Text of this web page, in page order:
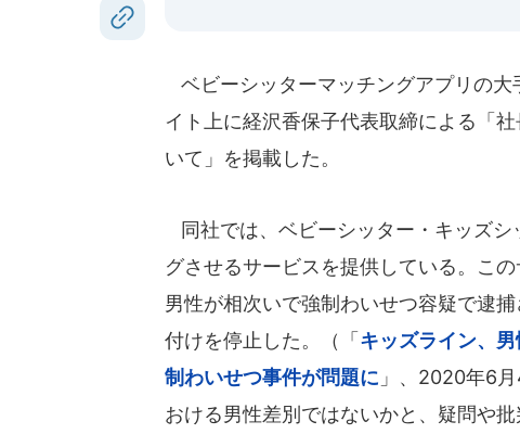
ベビーシッターマッチングアプリの
イト上に経沢香保子代表取締による「
いて」を掲載した。
同社では、ベビーシッター・キッズ
グさせるサービスを提供している。こ
男性が相次いで強制わいせつ容疑で逮
付けを停止した。（「 キッズライン、
制わいせつ事件が問題に 」、2020年6
おける男性差別ではないかと、疑問や批